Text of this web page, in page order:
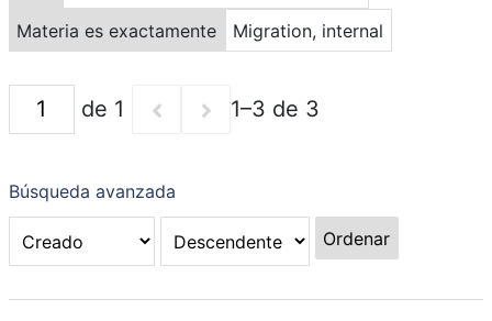
GALERÍA
Materia es exactamente
Migration, internal
de 1 1–3 de 3
Búsqueda avanzada
Ordenar